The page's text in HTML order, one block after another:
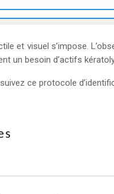
et visuel s’impose.
un besoin d’actifs
ce protocole